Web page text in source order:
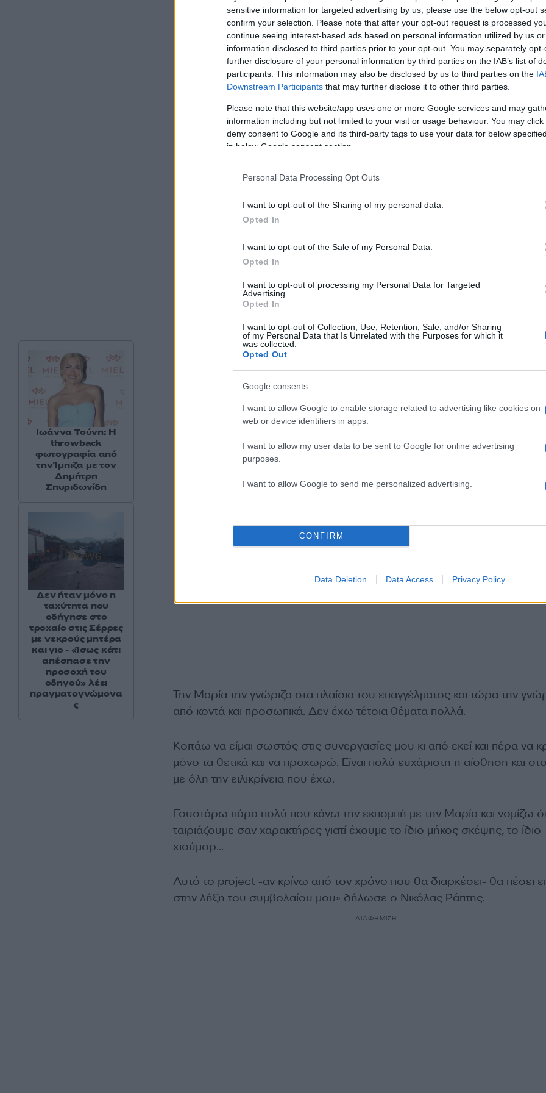
sensitive information for targeted advertising by us, please use the below opt-out
confirm your selection. Please note that after your opt-out request is processed
continue seeing interest-based ads based on personal information utilized by us
information disclosed to third parties prior to your opt-out. You may separately
further disclosure of your personal information by third parties on the IAB’s list of
participants. This information may also be disclosed by us to third parties on the
Downstream Participants that may further disclose it to other third parties.
Please note that this website/app uses one or more Google services and may
information including but not limited to your visit or usage behaviour. You may
deny consent to Google and its third-party tags to use your data for below
in below Google consent section.
Personal Data Processing Opt Outs
I want to opt-out of the Sharing of my personal data.
Opted In
I want to opt-out of the Sale of my Personal Data.
Opted In
I want to opt-out of processing my Personal Data for Targeted
Advertising.
Opted In
I want to opt-out of Collection, Use, Retention, Sale, and/or Sharing
of my Personal Data that Is Unrelated with the Purposes for which it
was collected.
Opted Out
Google consents
I want to allow Google to enable storage related to advertising like cookies on
web or device identifiers in apps.
I want to allow my user data to be sent to Google for online advertising
purposes.
I want to allow Google to send me personalized advertising.
CONFIRM
Data Deletion Data Access Privacy Policy
σιγουριά, αλλά αυτός υπερισχύει.
ΔΙΑΦΗΜΙΣΗ
Την Μαρία την γνώριζα στα πλαίσια του επαγγέλματος και τώρα την
από κοντά και προσωπικά. Δεν έχω τέτοια θέματα πολλά.
Κοιτάω να είμαι σωστός στις συνεργασίες μου κι από εκεί και πέρα να
μόνο τα θετικά και να προχωρώ. Είναι πολύ ευχάριστη η αίσθηση και
με όλη την ειλικρίνεια που έχω.
Γουστάρω πάρα πολύ που κάνω την εκπομπή με την Μαρία και νομίζω
ταιριάζουμε σαν χαρακτήρες γιατί έχουμε το ίδιο μήκος σκέψης, το ίδιο
χιούμορ…
Αυτό το project -αν κρίνω από τον χρόνο που θα διαρκέσει- θα πέσει
στην λήξη του συμβολαίου μου» δήλωσε ο Νικόλας Ράπτης.
ΔΙΑΦΗΜΙΣΗ
Ιωάννα Τούνη: Η
throwback
φωτογραφία από
την Ίμπιζα με τον
Δημήτρη
Σπυριδωνίδη
Δεν ήταν μόνο η
ταχύτητα που
οδήγησε στο
τροχαίο στις Σέρρες
με νεκρούς μητέρα
και γιο - «Ίσως κάτι
απέσπασε την
προσοχή του
οδηγού» λέει
πραγματογνώμονα
ς